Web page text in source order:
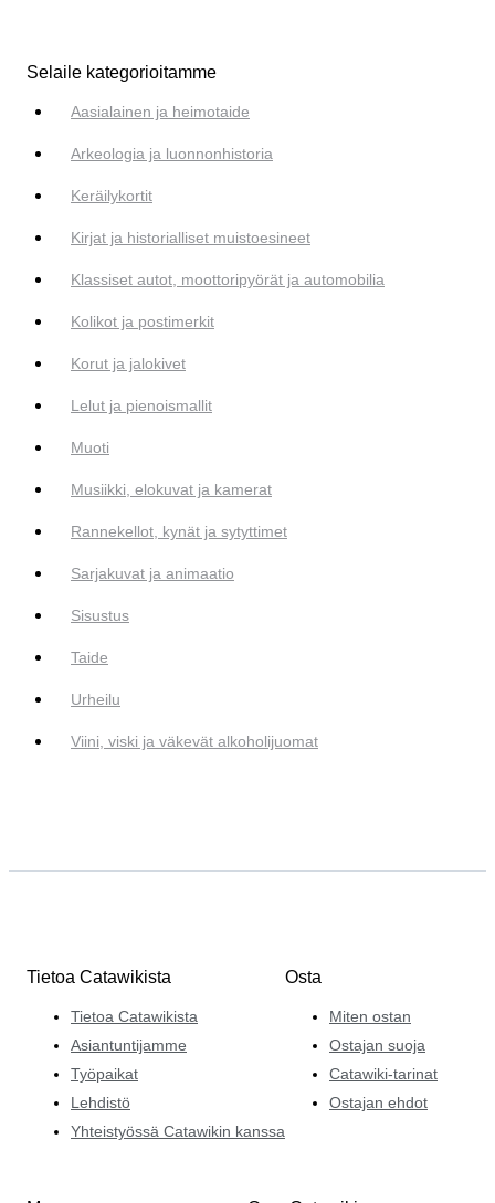
Selaile kategorioitamme
Aasialainen ja heimotaide
Arkeologia ja luonnonhistoria
Keräilykortit
Kirjat ja historialliset muistoesineet
Klassiset autot, moottoripyörät ja automobilia
Kolikot ja postimerkit
Korut ja jalokivet
Lelut ja pienoismallit
Muoti
Musiikki, elokuvat ja kamerat
Rannekellot, kynät ja sytyttimet
Sarjakuvat ja animaatio
Sisustus
Taide
Urheilu
Viini, viski ja väkevät alkoholijuomat
Tietoa Catawikista
Tietoa Catawikista
Asiantuntijamme
Työpaikat
Lehdistö
Yhteistyössä Catawikin kanssa
Osta
Miten ostan
Ostajan suoja
Catawiki-tarinat
Ostajan ehdot